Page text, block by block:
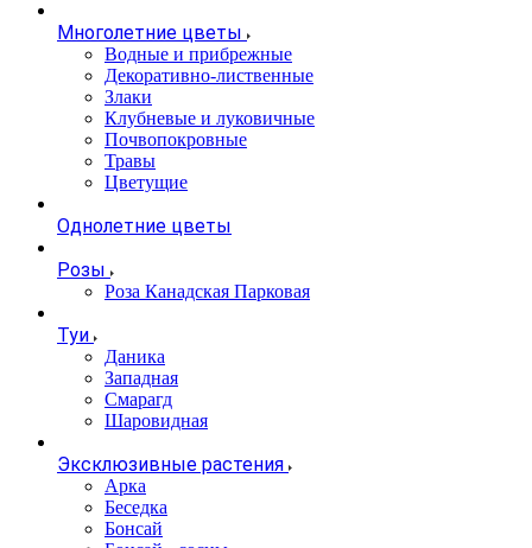
Многолетние цветы
Водные и прибрежные
Декоративно-лиственные
Злаки
Клубневые и луковичные
Почвопокровные
Травы
Цветущие
Однолетние цветы
Розы
Роза Канадская Парковая
Туи
Даника
Западная
Смарагд
Шаровидная
Эксклюзивные растения
Арка
Беседка
Бонсай